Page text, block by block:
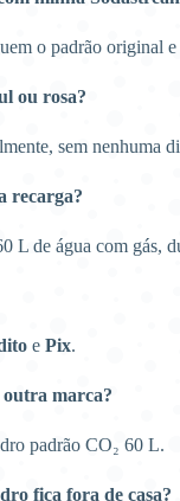
o padrão original
ou rosa?
sem nenhuma
recarga?
L de água com gás,
e Pix.
marca?
padrão CO₂ 60 L.
fica fora de casa?